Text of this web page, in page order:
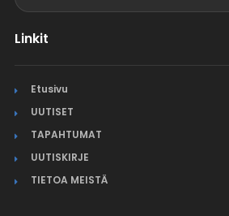
Linkit
Etusivu
UUTISET
TAPAHTUMAT
UUTISKIRJE
TIETOA MEISTÄ